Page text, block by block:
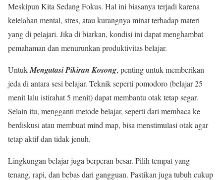
Meskipun Kita Sedang Fokus. Hal ini biasanya terjadi karena
kelelahan mental, stres, atau kurangnya minat terhadap materi
yang di pelajari. Jika di biarkan, kondisi ini dapat menghambat
pemahaman dan menurunkan produktivitas belajar.
UntukMengatasi Pikiran Kosong, penting untuk memberikan
jeda di antara sesi belajar. Teknik seperti pomodoro (belajar 25
menit lalu istirahat 5 menit) dapat membantu otak tetap segar.
Selain itu, mengganti metode belajar, seperti dari membaca ke
berdiskusi atau membuat mind map, bisa menstimulasi otak agar
tetap aktif dan tidak jenuh.
Lingkungan belajar juga berperan besar. Pilih tempat yang
tenang, rapi, dan bebas dari gangguan. Pastikan juga tubuh cukup